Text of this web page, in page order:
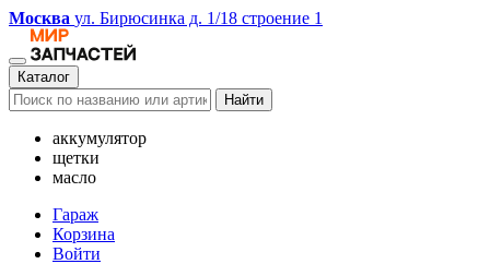
Москва ул. Бирюсинка д. 1/18 строение 1
Каталог
Найти
аккумулятор
щетки
масло
Гараж
Корзина
Войти